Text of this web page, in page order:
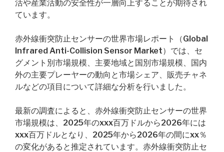
活や産業活動の安全性が一層向上することが期待され
ています。
赤外線衝突防止センサーの世界市場レポート（Global
Infrared Anti-Collision Sensor Market）では、セ
グメント別市場規模、主要地域と国別市場規模、国内
外の主要プレーヤーの動向と市場シェア、販売チャネ
ルなどの項目について詳細な分析を行いました。
最新の調査によると、赤外線衝突防止センサーの世界
市場規模は、2025年のxxx百万ドルから2026年には
xxx百万ドルとなり、2025年から2026年の間にxx％
の変化があると推定されています。赤外線衝突防止セ